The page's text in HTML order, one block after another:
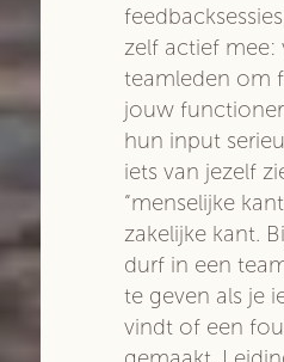
zelf actief mee:
teamleden om
jouw
hun input
iets van jezelf
“menselijke
zakelijke kant.
durf in een
te geven als je
vindt of een